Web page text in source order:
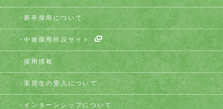
新卒採用について
中途採用特設サイト
採用情報
実習生の受入について
インターンシップについて